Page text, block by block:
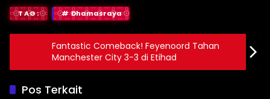
TAG: Dhamasraya
Fantastic Comeback! Feyenoord Tahan
Manchester City 3-3 di Etihad
Pos Terkait